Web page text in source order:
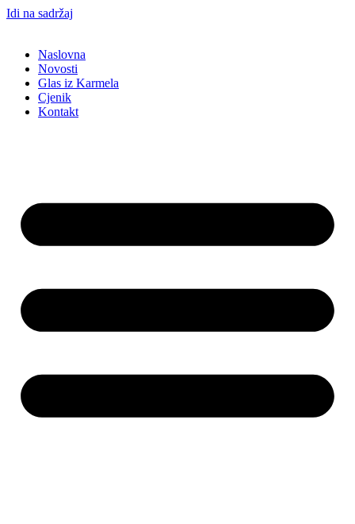
Idi na sadržaj
Naslovna
Novosti
Glas iz Karmela
Cjenik
Kontakt